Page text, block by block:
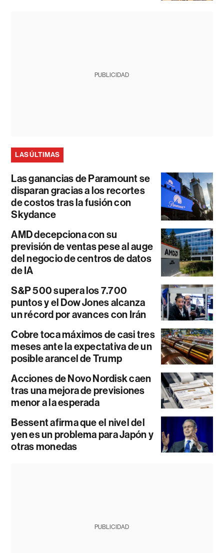
PUBLICIDAD
LAS ÚLTIMAS
Las ganancias de Paramount se
disparan gracias a los recortes
de costos tras la fusión con
Skydance
AMD decepciona con su
previsión de ventas pese al auge
del negocio de centros de datos
de IA
S&P 500 supera los 7.700
puntos y el Dow Jones alcanza
un récord por avances con Irán
Cobre toca máximos de casi tres
meses ante la expectativa de un
posible arancel de Trump
Acciones de Novo Nordisk caen
tras una mejora de previsiones
menor a la esperada
Bessent afirma que el nivel del
yen es un problema para Japón y
otras monedas
PUBLICIDAD